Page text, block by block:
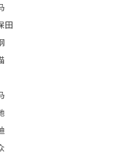
田